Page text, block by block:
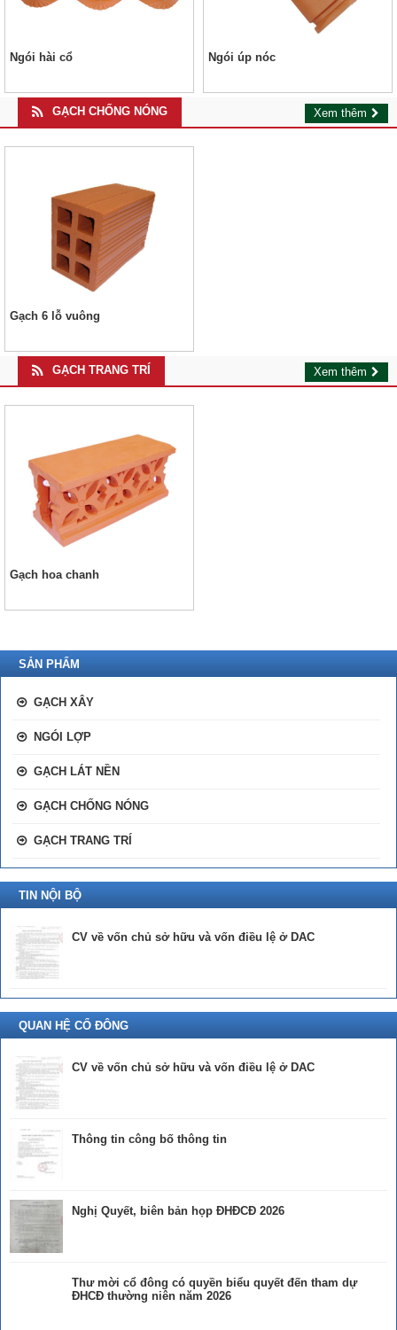
Ngói hài cổ Ngói úp nóc
GẠCH CHỐNG NÓNG Xem thêm
Gạch 6 lỗ vuông
GẠCH TRANG TRÍ Xem thêm
Gạch hoa chanh
SẢN PHẨM
GẠCH XÂY
NGÓI LỢP
GẠCH LÁT NỀN
GẠCH CHỐNG NÓNG
GẠCH TRANG TRÍ
TIN NỘI BỘ
CV về vốn chủ sở hữu và vốn điều lệ ở DAC
QUAN HỆ CỔ ĐÔNG
CV về vốn chủ sở hữu và vốn điều lệ ở DAC
Thông tin công bố thông tin
Nghị Quyết, biên bản họp ĐHĐCĐ 2026
Thư mời cổ đông có quyền biểu quyết đến tham dự
ĐHCĐ thường niên năm 2026